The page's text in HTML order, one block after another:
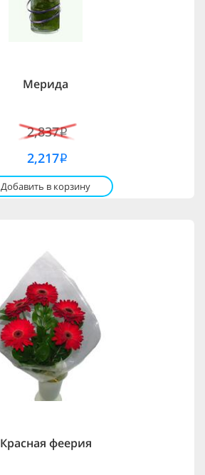
Мерида
2,837i
2,217i
Добавить в корзину
Красная феерия